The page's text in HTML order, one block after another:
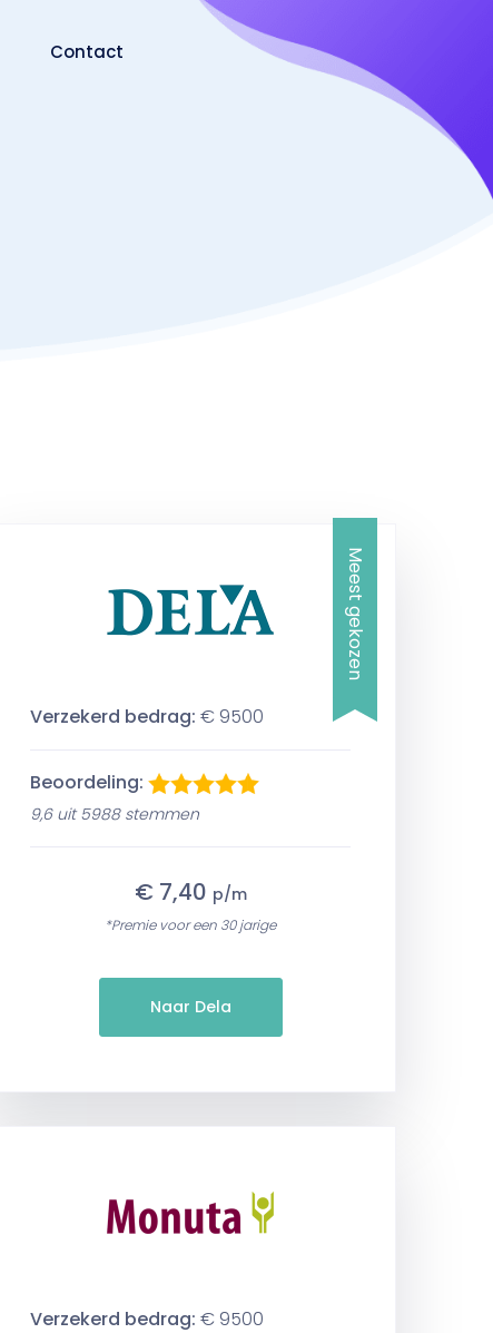
Contact
Meest gekozen
Verzekerd bedrag: € 9500
Beoordeling:
9,6 uit 5988 stemmen
€ 7,40 p/m
*Premie voor een 30 jarige
Naar Dela
Verzekerd bedrag: € 9500